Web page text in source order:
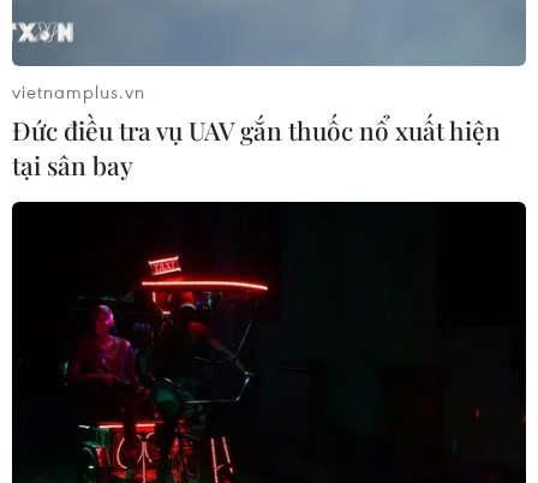
#Đánh chặn
Theo dõi VietnamPlus
TIN LIÊN QUAN
vietnamplus.vn
Đức điều tra vụ UAV gắn thuốc nổ xuất hiện
tại sân bay